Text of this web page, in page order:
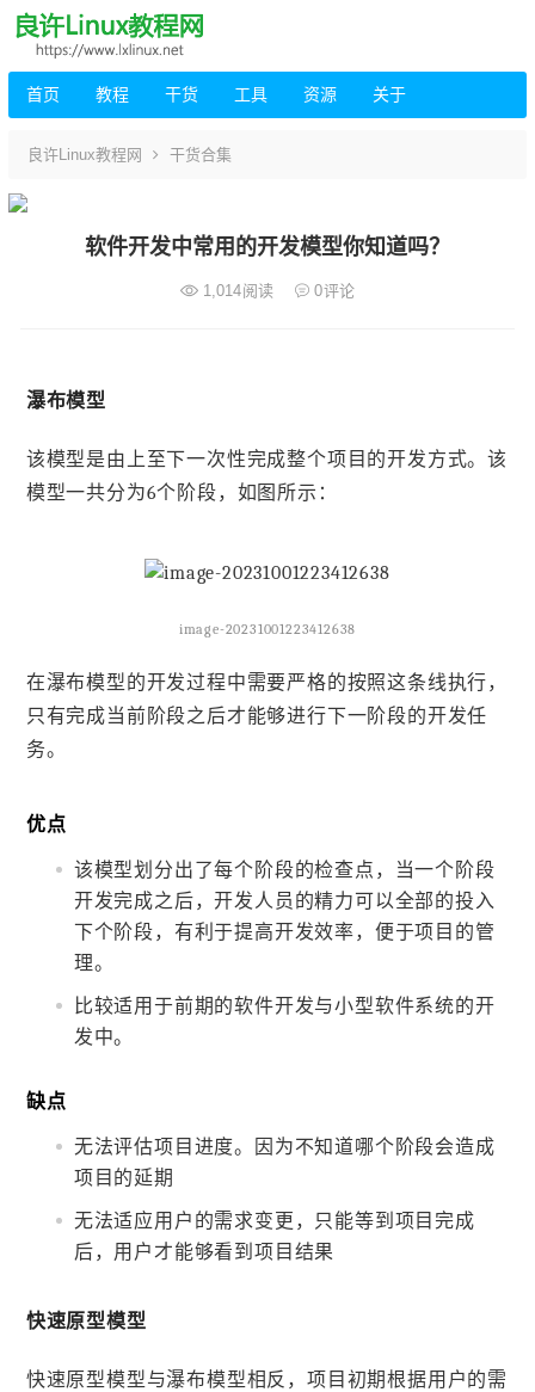
首页 教程 干货 工具 资源 关于
良许Linux教程网 干货合集
软件开发中常用的开发模型你知道吗？
1,014阅读 0评论
瀑布模型
该模型是由上至下一次性完成整个项目的开发方式。该
模型一共分为6个阶段，如图所示：
image-20231001223412638
在瀑布模型的开发过程中需要严格的按照这条线执行，
只有完成当前阶段之后才能够进行下一阶段的开发任
务。
优点
该模型划分出了每个阶段的检查点，当一个阶段
开发完成之后，开发人员的精力可以全部的投入
下个阶段，有利于提高开发效率，便于项目的管
理。
比较适用于前期的软件开发与小型软件系统的开
发中。
缺点
无法评估项目进度。因为不知道哪个阶段会造成
项目的延期
无法适应用户的需求变更，只能等到项目完成
后，用户才能够看到项目结果
快速原型模型
快速原型模型与瀑布模型相反，项目初期根据用户的需